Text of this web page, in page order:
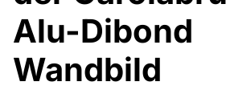
Alu-Dibond
Wandbild